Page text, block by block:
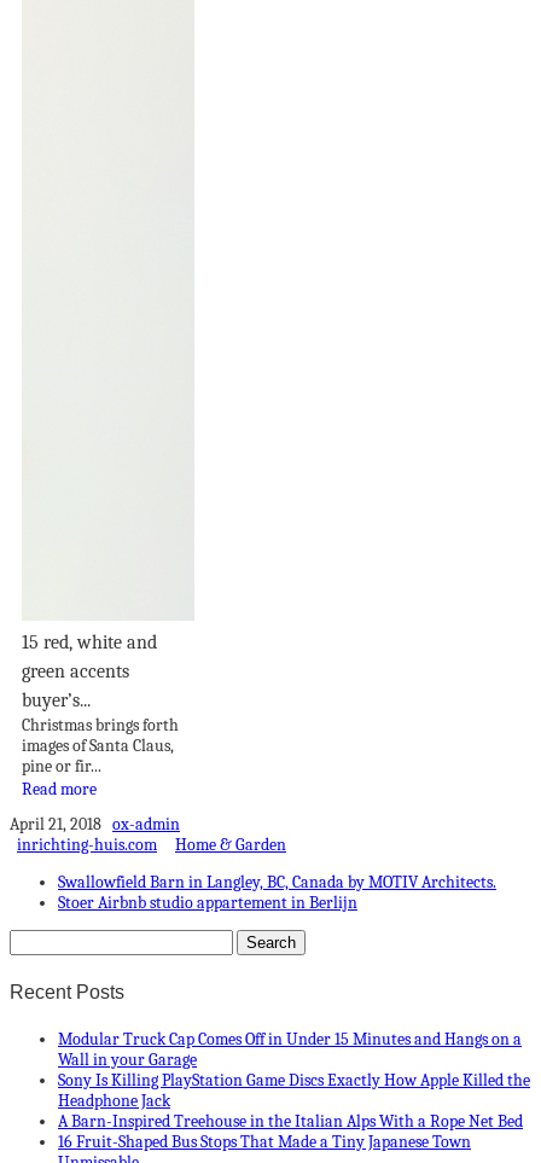
15 red, white and
green accents
buyer’s...
Christmas brings forth
images of Santa Claus,
pine or fir...
Read more
April 21, 2018 ox-admin
inrichting-huis.com
Home & Garden
Swallowfield Barn in Langley, BC, Canada by MOTIV Architects.
Stoer Airbnb studio appartement in Berlijn
Recent Posts
Modular Truck Cap Comes Off in Under 15 Minutes and Hangs on a
Wall in your Garage
Sony Is Killing PlayStation Game Discs Exactly How Apple Killed the
Headphone Jack
A Barn-Inspired Treehouse in the Italian Alps With a Rope Net Bed
16 Fruit-Shaped Bus Stops That Made a Tiny Japanese Town